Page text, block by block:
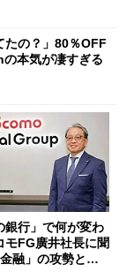
たの？」80％OFF
本気が凄すぎる
銀行」で何が変わ
FG廣井社長に聞
融」の攻勢とグ